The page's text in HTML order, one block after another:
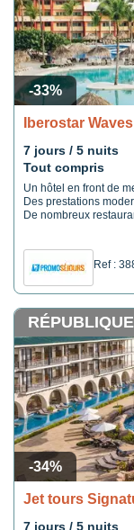
-33%
Iberostar
7 jours / 5 nuits
Tout compris
Un hôtel en front de
Des prestations
De nombreux
Ref :
-34%
Jet tours
7 jours / 5 nuits